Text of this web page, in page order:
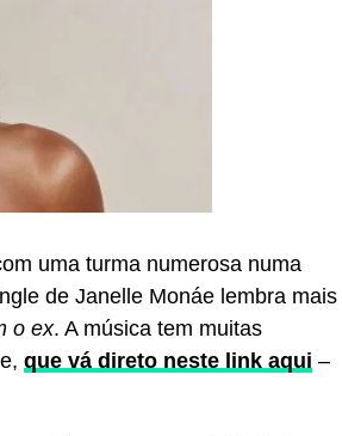
uma turma numerosa numa
de Janelle Monáe lembra mais
o ex. A música tem muitas
que vá direto neste link aqui –